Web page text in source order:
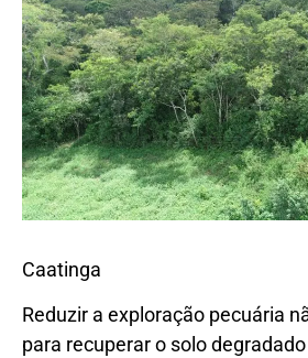
Caatinga
Reduzir a exploração pecuária
para recuperar o solo